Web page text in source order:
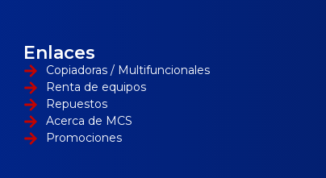
Enlaces
Copiadoras / Multifuncionales
Renta de equipos
Repuestos
Acerca de MCS
Promociones